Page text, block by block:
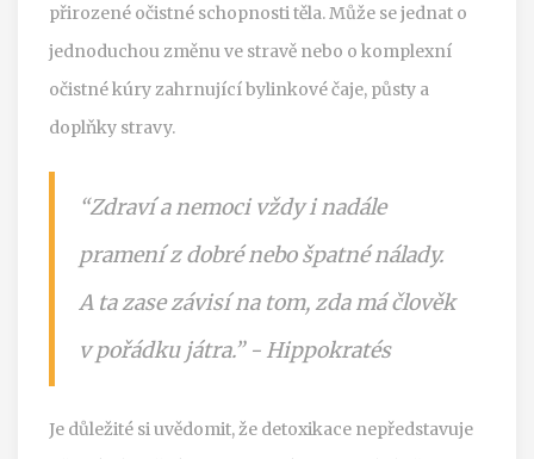
přirozené očistné schopnosti těla. Může se jednat o
jednoduchou změnu ve stravě nebo o komplexní
očistné kúry zahrnující bylinkové čaje, půsty a
doplňky stravy.
“Zdraví a nemoci vždy i nadále
pramení z dobré nebo špatné nálady.
A ta zase závisí na tom, zda má člověk
v pořádku játra.” - Hippokratés
Je důležité si uvědomit, že detoxikace nepředstavuje